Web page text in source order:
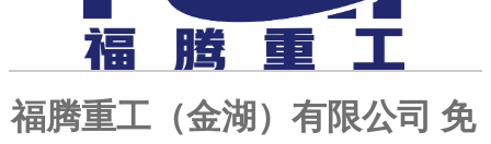
福腾重工（金湖）有限公司 免